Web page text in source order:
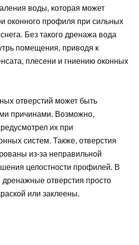
воды, которая может
оконного профиля при сильных
Без такого дренажа вода
помещения, приводя к
плесени и гниению оконных
отверстий может быть
причинами. Возможно,
их при
систем. Также, отверстия
из-за неправильной
целостности профилей. В
дренажные отверстия просто
или заклеены.